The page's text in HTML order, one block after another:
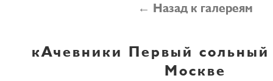
← Назад к галереям
кАчевники Первый сольный
Москве